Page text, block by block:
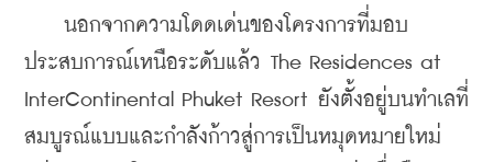
นอกจากความโดดเด่นของโครงการที่มอบ
ประสบการณ์เหนือระดับแล้ว The Residences at
InterContinental Phuket Resort ยังตั้งอยู่บนทำเลที่
สมบูรณ์แบบและกำลังก้าวสู่การเป็นหมุดหมายใหม่